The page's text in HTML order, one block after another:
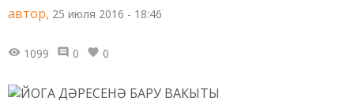
автор, 25 июля 2016 - 18:46
1099 0 0